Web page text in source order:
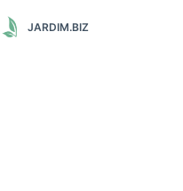
JARDIM.BIZ